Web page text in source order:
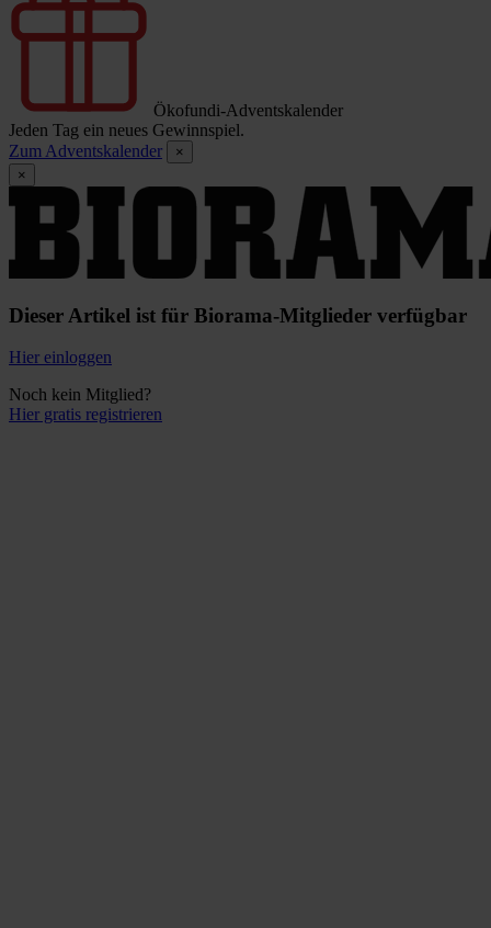
Ökofundi-Adventskalender
Jeden Tag ein neues Gewinnspiel.
Zum Adventskalender
×
×
Dieser Artikel ist für Biorama-Mitglieder verfügbar
Hier einloggen
Noch kein Mitglied?
Hier gratis registrieren